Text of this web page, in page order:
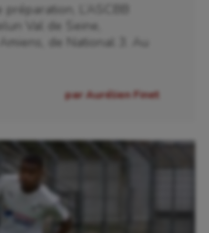
L’ASCBB
Val de Seine,
de National 3. Au
par Aurélien Finet